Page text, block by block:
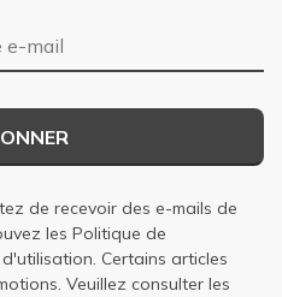
de recevoir des e-mails de
les Politique de
. Certains articles
Veuillez consulter les